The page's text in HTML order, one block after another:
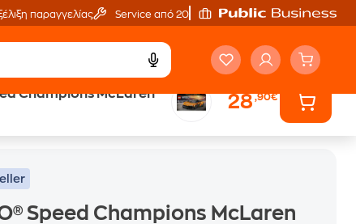
παραγγελίας Service από 20'
Champions McLaren
28,90€
Speed Champions McLaren